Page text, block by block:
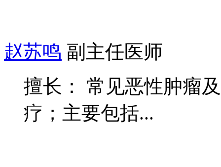
赵苏鸣 副主任医师
擅长： 常见恶性肿瘤
疗；主要包括...